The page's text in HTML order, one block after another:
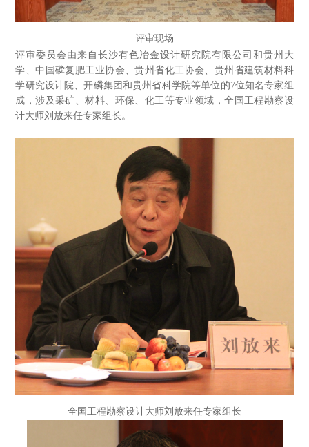
评审现场
评审委员会由来自长沙有色冶金设计研究院有限公司和贵州大
学、中国磷复肥工业协会、贵州省化工协会、贵州省建筑材料科
学研究设计院、开磷集团和贵州省科学院等单位的7位知名专家组
成，涉及采矿、材料、环保、化工等专业领域，全国工程勘察设
计大师刘放来任专家组长。
全国工程勘察设计大师刘放来任专家组长